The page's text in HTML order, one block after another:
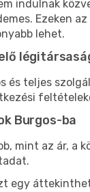
indulnak
Ezeken
lehet.
és teljes
Burgos-ba
mint az ár, a
egy